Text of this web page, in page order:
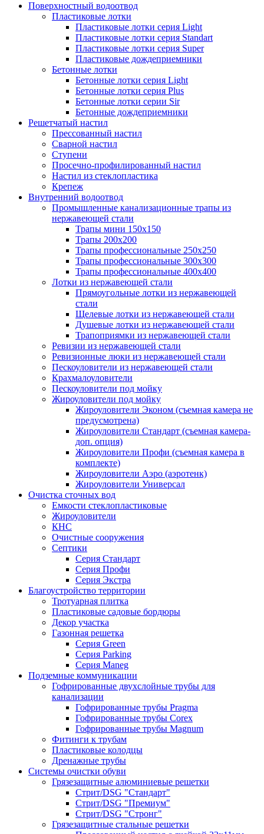
Поверхностный водоотвод
Пластиковые лотки
Пластиковые лотки серия Light
Пластиковые лотки серия Standart
Пластиковые лотки серия Super
Пластиковые дождеприемники
Бетонные лотки
Бетонные лотки серия Light
Бетонные лотки серия Plus
Бетонные лотки серии Sir
Бетонные дождеприемники
Решетчатый настил
Прессованный настил
Сварной настил
Ступени
Просечно-профилированный настил
Настил из стеклопластика
Крепеж
Внутренний водоотвод
Промышленные канализационные трапы из
нержавеющей стали
Трапы мини 150х150
Трапы 200х200
Трапы профессиональные 250х250
Трапы профессиональные 300х300
Трапы профессиональные 400х400
Лотки из нержавеющей стали
Прямоугольные лотки из нержавеющей
стали
Щелевые лотки из нержавеющей стали
Душевые лотки из нержавеющей стали
Трапоприямки из нержавеющей стали
Ревизии из нержавеющей стали
Ревизионные люки из нержавеющей стали
Пескоуловители из нержавеющей стали
Крахмалоуловители
Пескоуловители под мойку
Жироуловители под мойку
Жироуловители Эконом (съемная камера не
предусмотрена)
Жироуловители Стандарт (съемная камера-
доп. опция)
Жироуловители Профи (съемная камера в
комплекте)
Жироуловители Аэро (аэротенк)
Жироуловители Универсал
Очистка сточных вод
Емкости стеклопластиковые
Жироуловители
КНС
Очистные сооружения
Септики
Серия Стандарт
Серия Профи
Серия Экстра
Благоустройство территории
Тротуарная плитка
Пластиковые садовые бордюры
Декор участка
Газонная решетка
Серия Green
Серия Parking
Серия Maneg
Подземные коммуникации
Гофрированные двухслойные трубы для
канализации
Гофрированные трубы Pragma
Гофрированные трубы Corex
Гофрированные трубы Magnum
Фитинги к трубам
Пластиковые колодцы
Дренажные трубы
Системы очистки обуви
Грязезащитные алюминиевые решетки
Стрит/DSG "Стандарт"
Стрит/DSG "Премиум"
Стрит/DSG "Стронг"
Грязезащитные стальные решетки